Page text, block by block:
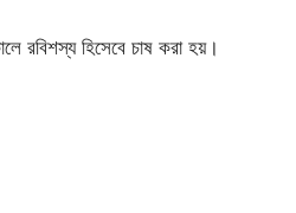
রবিশস্য হিসেবে চাষ করা হয়।